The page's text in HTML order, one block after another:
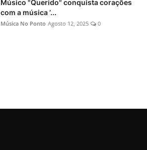
Músico "Querido" conquista corações
com a música ‘...
Música No Ponto Agosto 12, 2025 0